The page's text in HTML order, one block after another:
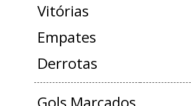
Vitórias
Empates
Derrotas